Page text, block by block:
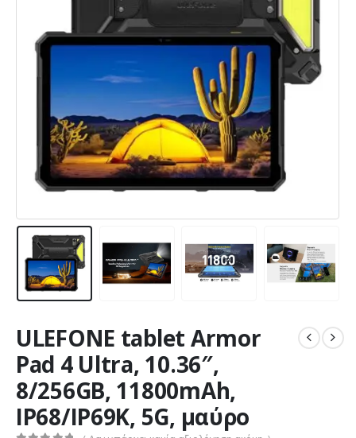
ULEFONE tablet Armor
Pad 4 Ultra, 10.36″,
8/256GB, 11800mAh,
IP68/IP69K, 5G, μαύρο